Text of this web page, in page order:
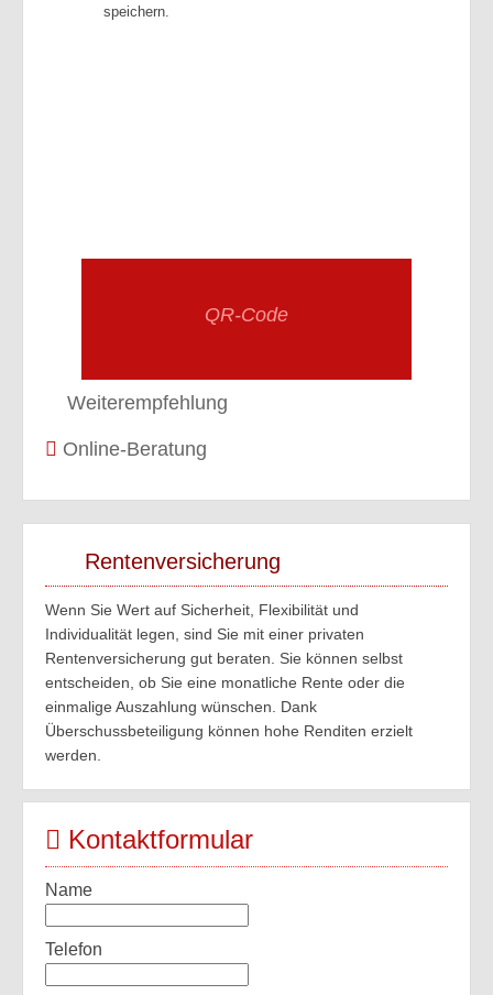
speichern.
QR-Code
Weiterempfehlung
Online-Beratung
Rentenversicherung
Wenn Sie Wert auf Sicherheit, Flexibilität und
Individualität legen, sind Sie mit einer privaten
Rentenversicherung gut beraten. Sie können selbst
entscheiden, ob Sie eine monatliche Rente oder die
einmalige Auszahlung wünschen. Dank
Überschussbeteiligung können hohe Renditen erzielt
werden.
Kontaktformular
Name
Telefon